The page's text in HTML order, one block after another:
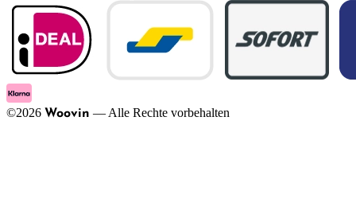
©2026 Woovin — Alle Rechte vorbehalten